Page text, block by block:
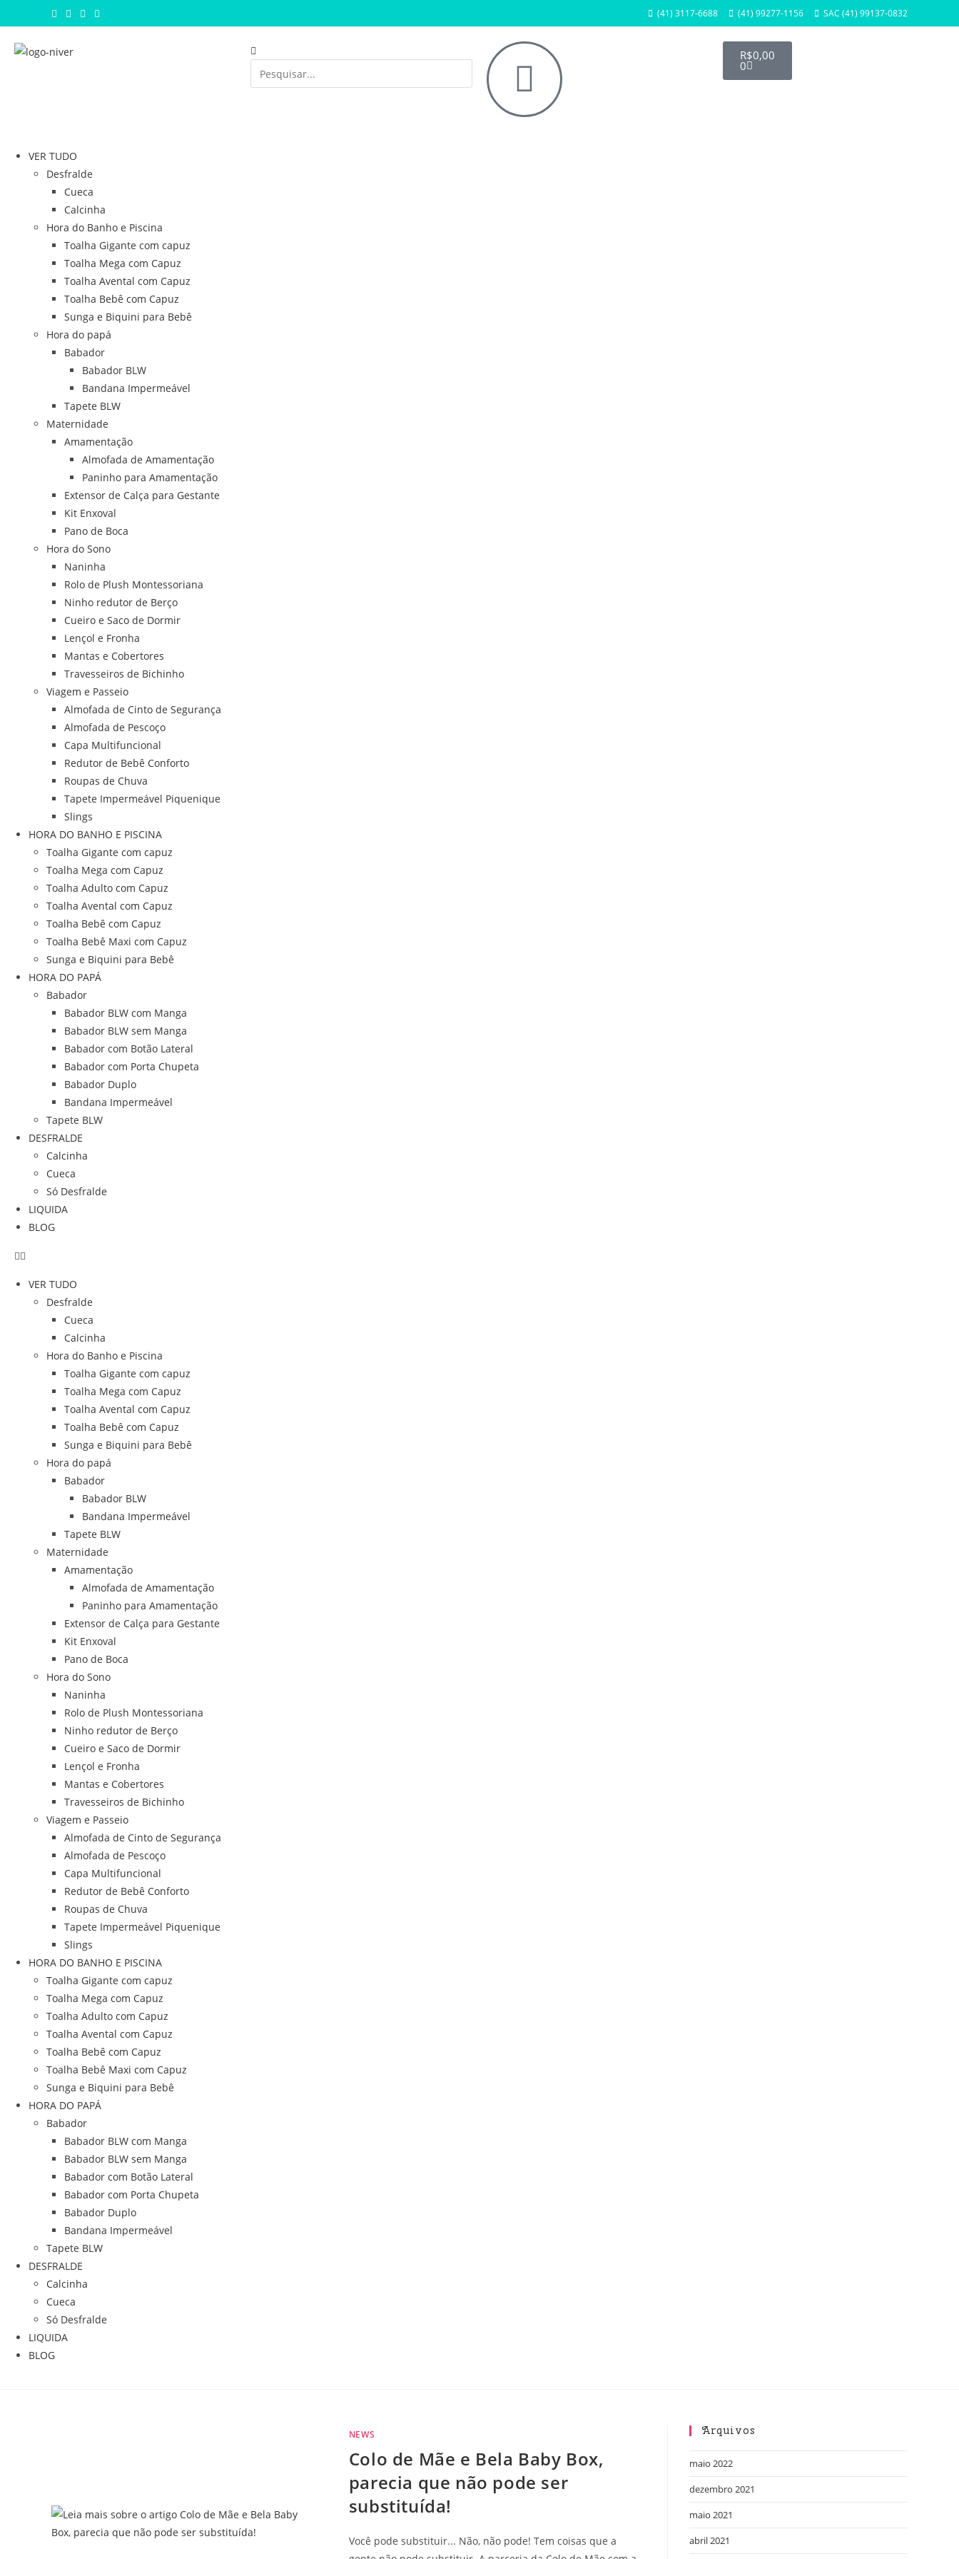
(41) 3117-6688 (41) 99277-1156 SAC (41) 99137-0832
R$0,00
0
VER TUDO
Desfralde
Cueca
Calcinha
Hora do Banho e Piscina
Toalha Gigante com capuz
Toalha Mega com Capuz
Toalha Avental com Capuz
Toalha Bebê com Capuz
Sunga e Biquini para Bebê
Hora do papá
Babador
Babador BLW
Bandana Impermeável
Tapete BLW
Maternidade
Amamentação
Almofada de Amamentação
Paninho para Amamentação
Extensor de Calça para Gestante
Kit Enxoval
Pano de Boca
Hora do Sono
Naninha
Rolo de Plush Montessoriana
Ninho redutor de Berço
Cueiro e Saco de Dormir
Lençol e Fronha
Mantas e Cobertores
Travesseiros de Bichinho
Viagem e Passeio
Almofada de Cinto de Segurança
Almofada de Pescoço
Capa Multifuncional
Redutor de Bebê Conforto
Roupas de Chuva
Tapete Impermeável Piquenique
Slings
HORA DO BANHO E PISCINA
Toalha Gigante com capuz
Toalha Mega com Capuz
Toalha Adulto com Capuz
Toalha Avental com Capuz
Toalha Bebê com Capuz
Toalha Bebê Maxi com Capuz
Sunga e Biquini para Bebê
HORA DO PAPÁ
Babador
Babador BLW com Manga
Babador BLW sem Manga
Babador com Botão Lateral
Babador com Porta Chupeta
Babador Duplo
Bandana Impermeável
Tapete BLW
DESFRALDE
Calcinha
Cueca
Só Desfralde
LIQUIDA
BLOG
VER TUDO
Desfralde
Cueca
Calcinha
Hora do Banho e Piscina
Toalha Gigante com capuz
Toalha Mega com Capuz
Toalha Avental com Capuz
Toalha Bebê com Capuz
Sunga e Biquini para Bebê
Hora do papá
Babador
Babador BLW
Bandana Impermeável
Tapete BLW
Maternidade
Amamentação
Almofada de Amamentação
Paninho para Amamentação
Extensor de Calça para Gestante
Kit Enxoval
Pano de Boca
Hora do Sono
Naninha
Rolo de Plush Montessoriana
Ninho redutor de Berço
Cueiro e Saco de Dormir
Lençol e Fronha
Mantas e Cobertores
Travesseiros de Bichinho
Viagem e Passeio
Almofada de Cinto de Segurança
Almofada de Pescoço
Capa Multifuncional
Redutor de Bebê Conforto
Roupas de Chuva
Tapete Impermeável Piquenique
Slings
HORA DO BANHO E PISCINA
Toalha Gigante com capuz
Toalha Mega com Capuz
Toalha Adulto com Capuz
Toalha Avental com Capuz
Toalha Bebê com Capuz
Toalha Bebê Maxi com Capuz
Sunga e Biquini para Bebê
HORA DO PAPÁ
Babador
Babador BLW com Manga
Babador BLW sem Manga
Babador com Botão Lateral
Babador com Porta Chupeta
Babador Duplo
Bandana Impermeável
Tapete BLW
DESFRALDE
Calcinha
Cueca
Só Desfralde
LIQUIDA
BLOG
NEWS
Colo de Mãe e Bela Baby Box,
parecia que não pode ser
substituída!
Você pode substituir... Não, não pode! Tem coisas que a
Arquivos
maio 2022
dezembro 2021
maio 2021
abril 2021